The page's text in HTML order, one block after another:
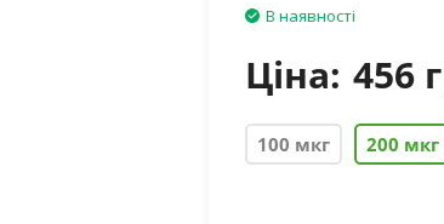
В наявності
Ціна: 456
100 мкг 200 мкг